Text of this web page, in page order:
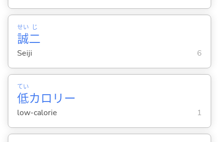
誠
せい
二
じ
Seiji 6
低
てい
カロリー
low-calorie 1